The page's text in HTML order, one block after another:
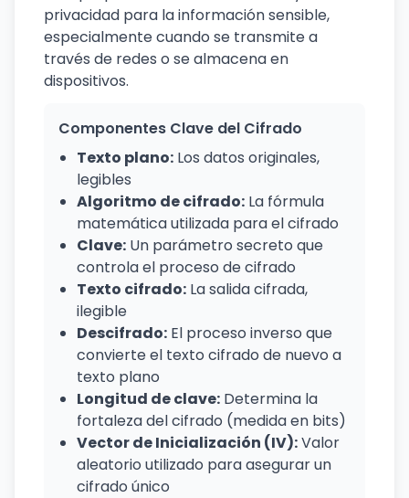
privacidad para la información sensible,
especialmente cuando se transmite a
través de redes o se almacena en
dispositivos.
Componentes Clave del Cifrado
Texto plano: Los datos originales,
legibles
Algoritmo de cifrado: La fórmula
matemática utilizada para el cifrado
Clave: Un parámetro secreto que
controla el proceso de cifrado
Texto cifrado: La salida cifrada,
ilegible
Descifrado: El proceso inverso que
convierte el texto cifrado de nuevo a
texto plano
Longitud de clave: Determina la
fortaleza del cifrado (medida en bits)
Vector de Inicialización (IV):Valor
aleatorio utilizado para asegurar un
cifrado único